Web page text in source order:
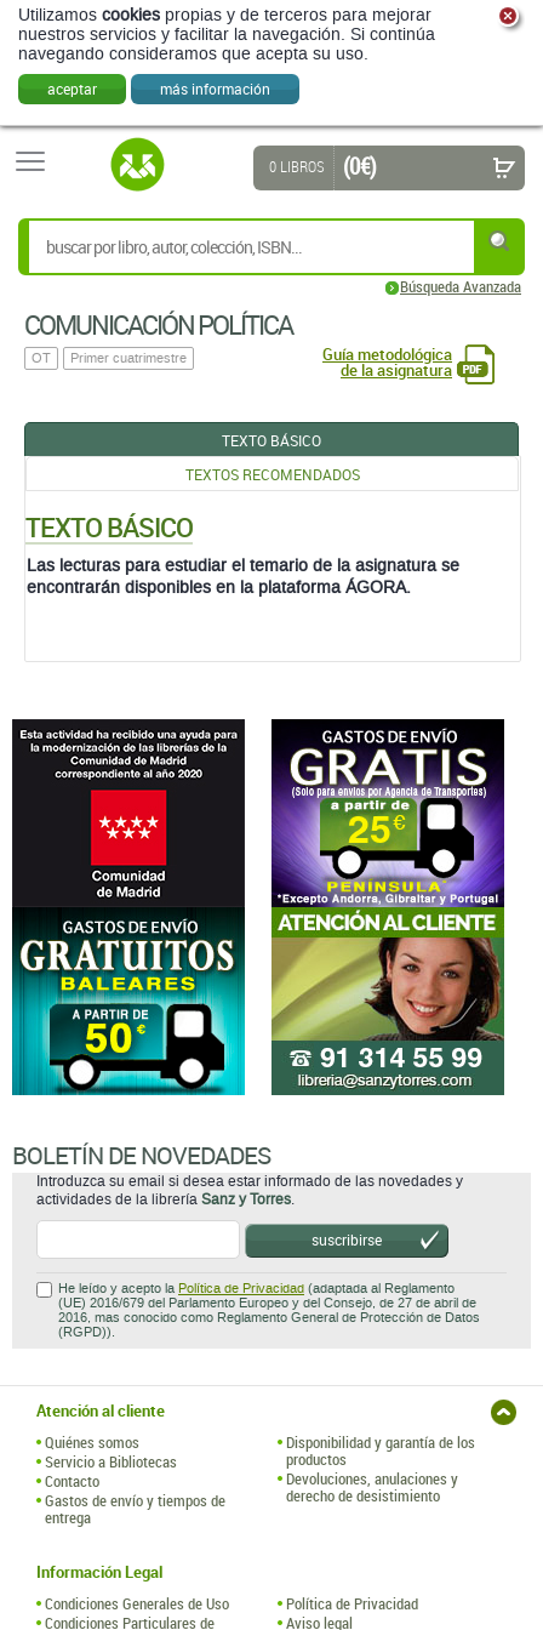
Utilizamos cookies propias y de terceros para mejorar
nuestros servicios y facilitar la navegación. Si continúa
navegando consideramos que acepta su uso.
aceptar más información
Búsqueda Avanzada
0 LIBROS (0 €)
COMUNICACIÓN POLÍTICA
OT Primer cuatrimestre Guía metodológica
de la asignatura
TEXTO BÁSICO
TEXTOS RECOMENDADOS
TEXTO BÁSICO
Las lecturas para estudiar el temario de la asignatura se
encontrarán disponibles en la plataforma ÁGORA.
BOLETÍN DE NOVEDADES
Introduzca su email si desea estar informado de las novedades y
actividades de la librería Sanz y Torres.
suscribirse
He leído y acepto la Política de Privacidad (adaptada al Reglamento
(UE) 2016/679 del Parlamento Europeo y del Consejo, de 27 de abril de
2016, mas conocido como Reglamento General de Protección de Datos
(RGPD)).
Atención al cliente
Quiénes somos
Servicio a Bibliotecas
Contacto
Gastos de envío y tiempos de
entrega
Disponibilidad y garantía de los
productos
Devoluciones, anulaciones y
derecho de desistimiento
Información Legal
Condiciones Generales de Uso
Condiciones Particulares de
Política de Privacidad
Aviso legal